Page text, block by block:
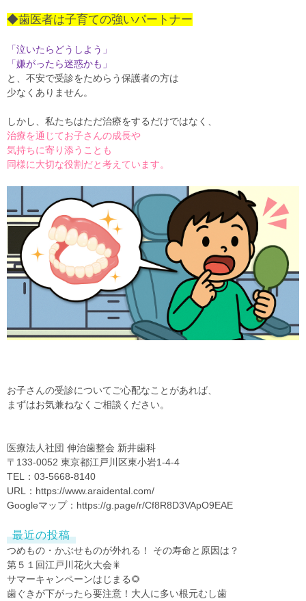
◆歯医者は子育ての強いパートナー
「泣いたらどうしよう」
「嫌がったら迷惑かも」
と、不安で受診をためらう保護者の方は
少なくありません。
しかし、私たちはただ治療をするだけではなく、
治療を通じてお子さんの成長や
気持ちに寄り添うことも
同様に大切な役割だと考えています。
お子さんの受診についてご心配なことがあれば、
まずはお気兼ねなくご相談ください。
医療法人社団 伸治歯整会 新井歯科
〒133-0052 東京都江戸川区東小岩1-4-4
TEL：03-5668-8140
URL： https://www.araidental.com/
Googleマップ： https://g.page/r/Cf8R8D3VApO9EAE
最近の投稿
つめもの・かぶせものが外れる！ その寿命と原因は？
第５１回江戸川花火大会🎇
サマーキャンペーンはじまる🌻
歯ぐきが下がったら要注意！大人に多い根元むし歯